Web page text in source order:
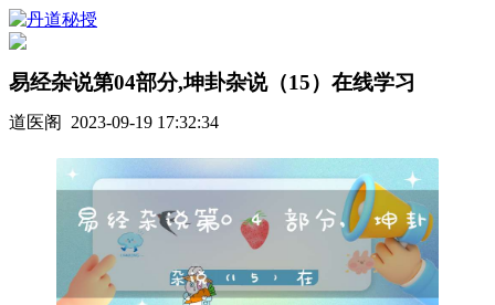
易经杂说第04部分,坤卦杂说（15）在线学习
道医阁 2023-09-19 17:32:34